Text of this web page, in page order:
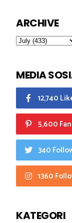
ARCHIVE
MEDIA
12,740
5,600
340
1360
KATEGORI